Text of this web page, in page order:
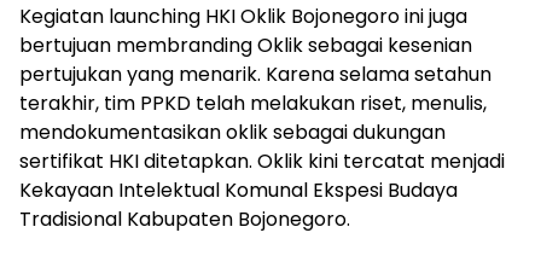
Kegiatan launching HKI Oklik Bojonegoro ini juga
bertujuan membranding Oklik sebagai kesenian
pertujukan yang menarik. Karena selama setahun
terakhir, tim PPKD telah melakukan riset, menulis,
mendokumentasikan oklik sebagai dukungan
sertifikat HKI ditetapkan. Oklik kini tercatat menjadi
Kekayaan Intelektual Komunal Ekspesi Budaya
Tradisional Kabupaten Bojonegoro.